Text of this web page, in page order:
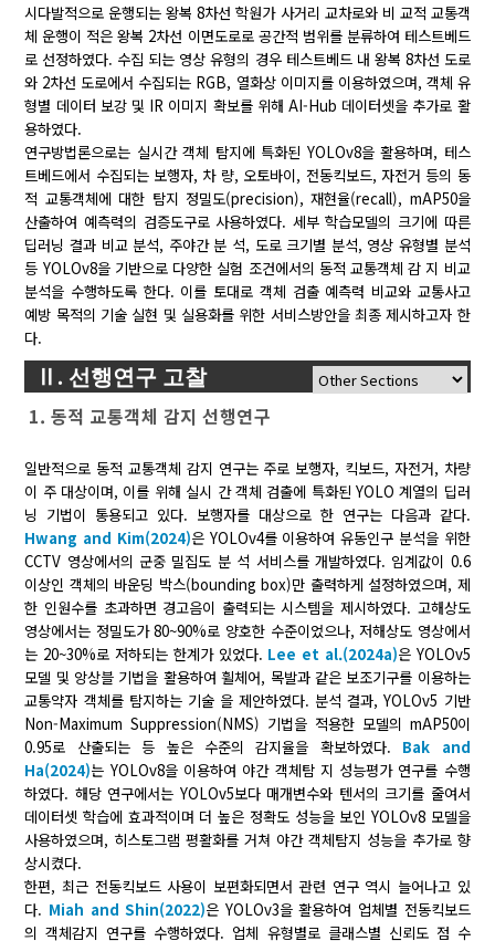
시다발적으로 운행되는 왕복 8차선 학원가 사거리 교차로와 비 교적 교통객
체 운행이 적은 왕복 2차선 이면도로로 공간적 범위를 분류하여 테스트베드
로 선정하였다. 수집 되는 영상 유형의 경우 테스트베드 내 왕복 8차선 도로
와 2차선 도로에서 수집되는 RGB, 열화상 이미지를 이용하였으며, 객체 유
형별 데이터 보강 및 IR 이미지 확보를 위해 AI-Hub 데이터셋을 추가로 활
용하였다.
연구방법론으로는 실시간 객체 탐지에 특화된 YOLOv8을 활용하며, 테스
트베드에서 수집되는 보행자, 차 량, 오토바이, 전동킥보드, 자전거 등의 동
적 교통객체에 대한 탐지 정밀도(precision), 재현율(recall), mAP50을
산출하여 예측력의 검증도구로 사용하였다. 세부 학습모델의 크기에 따른
딥러닝 결과 비교 분석, 주야간 분 석, 도로 크기별 분석, 영상 유형별 분석
등 YOLOv8을 기반으로 다양한 실험 조건에서의 동적 교통객체 감 지 비교
분석을 수행하도록 한다. 이를 토대로 객체 검출 예측력 비교와 교통사고
예방 목적의 기술 실현 및 실용화를 위한 서비스방안을 최종 제시하고자 한
다.
Ⅱ. 선행연구 고찰
1. 동적 교통객체 감지 선행연구
일반적으로 동적 교통객체 감지 연구는 주로 보행자, 킥보드, 자전거, 차량
이 주 대상이며, 이를 위해 실시 간 객체 검출에 특화된 YOLO 계열의 딥러
닝 기법이 통용되고 있다. 보행자를 대상으로 한 연구는 다음과 같다.
Hwang and Kim(2024)은 YOLOv4를 이용하여 유동인구 분석을 위한
CCTV 영상에서의 군중 밀집도 분 석 서비스를 개발하였다. 임계값이 0.6
이상인 객체의 바운딩 박스(bounding box)만 출력하게 설정하였으며, 제
한 인원수를 초과하면 경고음이 출력되는 시스템을 제시하였다. 고해상도
영상에서는 정밀도가 80~90%로 양호한 수준이었으나, 저해상도 영상에서
는 20~30%로 저하되는 한계가 있었다. Lee et al.(2024a)은 YOLOv5
모델 및 앙상블 기법을 활용하여 휠체어, 목발과 같은 보조기구를 이용하는
교통약자 객체를 탐지하는 기술 을 제안하였다. 분석 결과, YOLOv5 기반
Non-Maximum Suppression(NMS) 기법을 적용한 모델의 mAP50이
0.95로 산출되는 등 높은 수준의 감지율을 확보하였다. Bak and
Ha(2024)는 YOLOv8을 이용하여 야간 객체탐 지 성능평가 연구를 수행
하였다. 해당 연구에서는 YOLOv5보다 매개변수와 텐서의 크기를 줄여서
데이터셋 학습에 효과적이며 더 높은 정확도 성능을 보인 YOLOv8 모델을
사용하였으며, 히스토그램 평활화를 거쳐 야간 객체탐지 성능을 추가로 향
상시켰다.
한편, 최근 전동킥보드 사용이 보편화되면서 관련 연구 역시 늘어나고 있
다. Miah and Shin(2022)은 YOLOv3을 활용하여 업체별 전동킥보드
의 객체감지 연구를 수행하였다. 업체 유형별로 클래스별 신뢰도 점 수